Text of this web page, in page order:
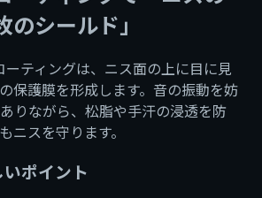
シールド」
ティングは、ニス面の上に目に見
保護膜を形成します。音の振動を妨
りながら、松脂や手汗の浸透を防
ニスを守ります。
ポイント